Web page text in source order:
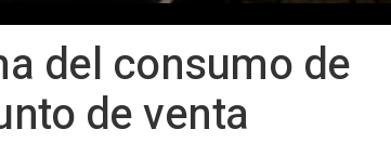
del consumo de
de venta